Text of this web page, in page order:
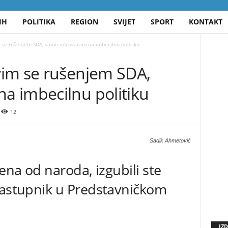
POLITIKA REGION SVIJET SPORT KONTAKT
rušenjem SDA, samo odgovaram na imbecilnu politiku
se rušenjem SDA,
imbecilnu politiku
12
Sadik Ahmetović
od naroda, izgubili ste
u Predstavničkom